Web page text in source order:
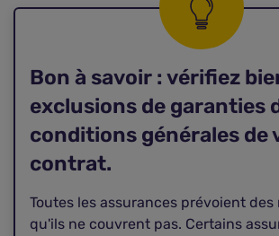
Bon à savoir : vérifiez
exclusions de garanties
conditions générales de
contrat.
Toutes les assurances prévoient des
qu'ils ne couvrent pas. Certains